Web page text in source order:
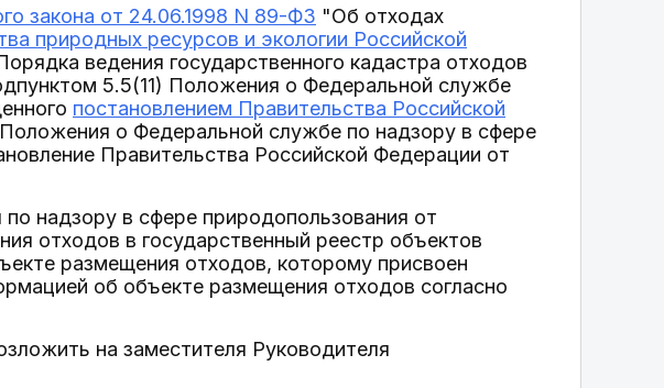
закона от 24.06.1998 N 89-ФЗ "Об отходах
природных ресурсов и экологии Российской
ведения государственного кадастра отходов
5.5(11) Положения о Федеральной службе
постановлением Правительства Российской
о Федеральной службе по надзору в сфере
Правительства Российской Федерации от
надзору в сфере природопользования от
отходов в государственный реестр объектов
размещения отходов, которому присвоен
об объекте размещения отходов согласно
на заместителя Руководителя